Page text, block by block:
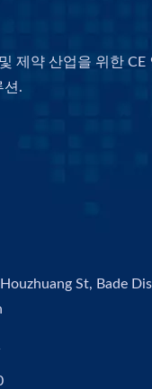
제약 산업을 위한 CE
션.
St, Bade